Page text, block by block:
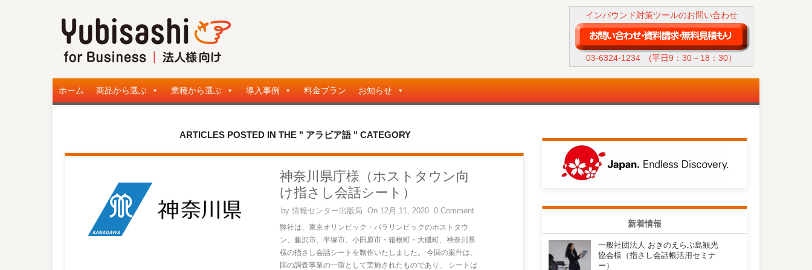
インバウンド対策ツールのお問い合わせ
03-6324-1234 (平日9：30～18：30）
ホーム 商品から選ぶ 業種から選ぶ 導入事例 料金プラン お知らせ
ARTICLES POSTED IN THE " アラビア語 " CATEGORY
神奈川県庁様（ホストタウン向
け指さし会話シート）
by 情報センター出版局 On 12月 11, 2020 0 Comment
弊社は、東京オリンピック・パラリンピックのホストタウ
ン、藤沢市、平塚市、小田原市・箱根町・大磯町、神奈川県
様の指さし会話シートを制作いたしました。 今回の案件は、
国の調査事業の一環として実施されたものであり、 シートは
新着情報
一般社団法人 おきのえらぶ島観光
協会様（指さし会話帳活用セミナ
ー）